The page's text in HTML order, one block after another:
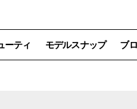
ーティ モデルスナップ ブ